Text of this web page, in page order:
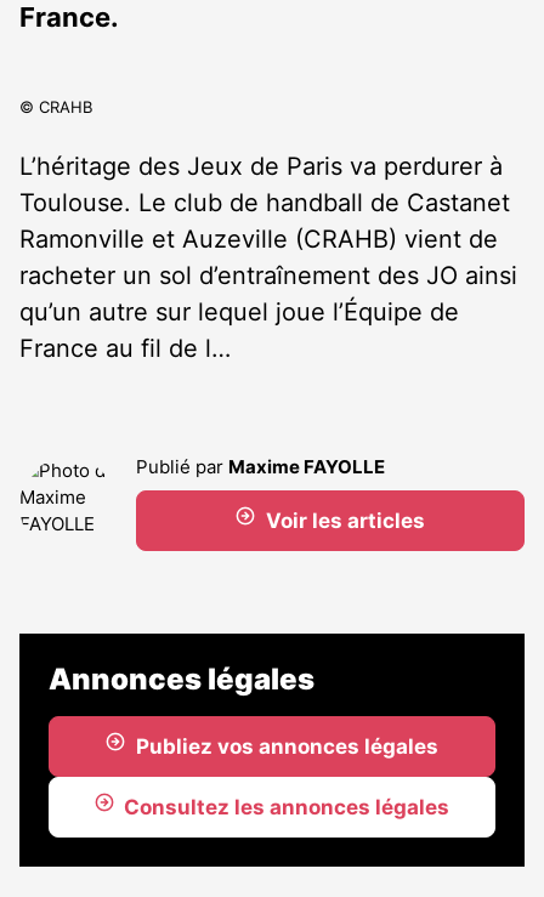
France.
© CRAHB
L’héritage des Jeux de Paris va perdurer à
Toulouse. Le club de handball de Castanet
Ramonville et Auzeville (CRAHB) vient de
racheter un sol d’entraînement des JO ainsi
qu’un autre sur lequel joue l’Équipe de
France au fil de l…
Publié par Maxime FAYOLLE
Voir les articles
Annonces légales
Publiez vos annonces légales
Consultez les annonces légales